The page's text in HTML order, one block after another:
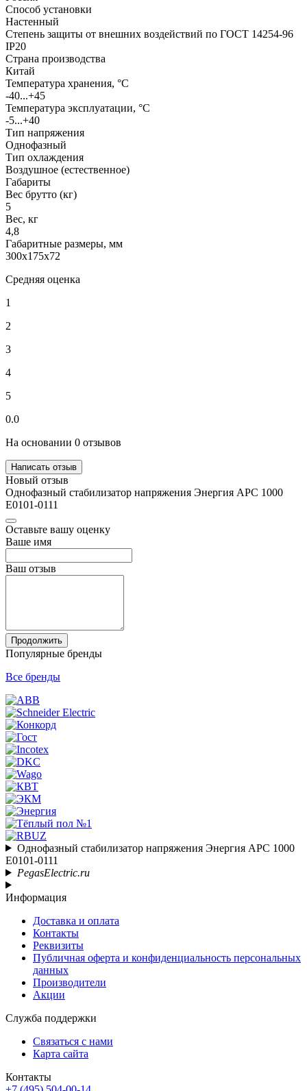
Способ установки
Настенный
Степень защиты от внешних воздействий по ГОСТ 14254-96
IP20
Страна производства
Китай
Температура хранения, °С
-40...+45
Температура эксплуатации, °С
-5...+40
Тип напряжения
Однофазный
Тип охлаждения
Воздушное (естественное)
Габариты
Вес брутто (кг)
5
Вес, кг
4,8
Габаритные размеры, мм
300х175х72
Средняя оценка
1
2
3
4
5
0.0
На основании 0 отзывов
Написать отзыв
Новый отзыв
Однофазный стабилизатор напряжения Энергия АРС 1000
Е0101-0111
Оставьте вашу оценку
Ваше имя
Ваш отзыв
Продолжить
Популярные бренды
Все бренды
Однофазный стабилизатор напряжения Энергия АРС 1000
Е0101-0111
PegasElectric.ru
Информация
Доставка и оплата
Контакты
Реквизиты
Публичная оферта и конфиденциальность персональных
данных
Производители
Акции
Служба поддержки
Связаться с нами
Карта сайта
Контакты